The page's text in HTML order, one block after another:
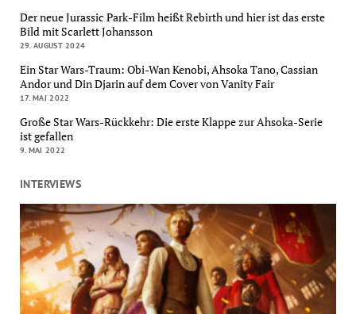
Der neue Jurassic Park-Film heißt Rebirth und hier ist das erste
Bild mit Scarlett Johansson
29. AUGUST 2024
Ein Star Wars-Traum: Obi-Wan Kenobi, Ahsoka Tano, Cassian
Andor und Din Djarin auf dem Cover von Vanity Fair
17. MAI 2022
Große Star Wars-Rückkehr: Die erste Klappe zur Ahsoka-Serie
ist gefallen
9. MAI 2022
INTERVIEWS